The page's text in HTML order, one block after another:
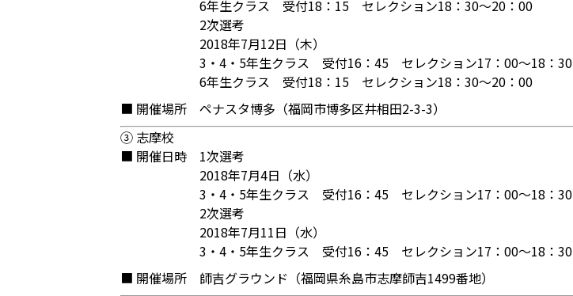
6年生クラス 受付18：15 セレクション18：30～20：00
2次選考
2018年7月12日（木）
3・4・5年生クラス 受付16：45 セレクション17：00～18：30
6年生クラス 受付18：15 セレクション18：30～20：00
■ 開催場所
ペナスタ博多（福岡市博多区井相田2-3-3）
③ 志摩校
■ 開催日時
1次選考
2018年7月4日（水）
3・4・5年生クラス 受付16：45 セレクション17：00～18：30
2次選考
2018年7月11日（水）
3・4・5年生クラス 受付16：45 セレクション17：00～18：30
■ 開催場所
師吉グラウンド（福岡県糸島市志摩師吉1499番地）